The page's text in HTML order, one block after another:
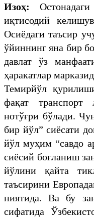
Изоҳ:
иқтисодий
Осиёдаги таъсир
ўйиннинг яна бир
давлат ўз
ҳаракатлар
Темирйўл
фақат транспорт
нотўғри бўлади.
бир йўл” сиёсати
йўл муҳим “савдо
сиёсий боғланиш
йўлини қайта
таъсирини
ниятида. Ва бу
сифатида